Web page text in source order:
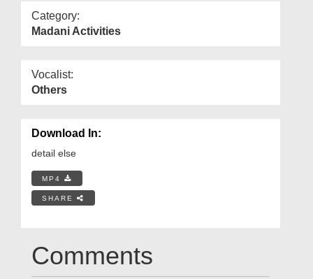
Category:
Madani Activities
Vocalist:
Others
Download In:
detail else
MP4
SHARE
Comments